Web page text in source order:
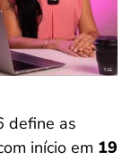
define as
início em 19